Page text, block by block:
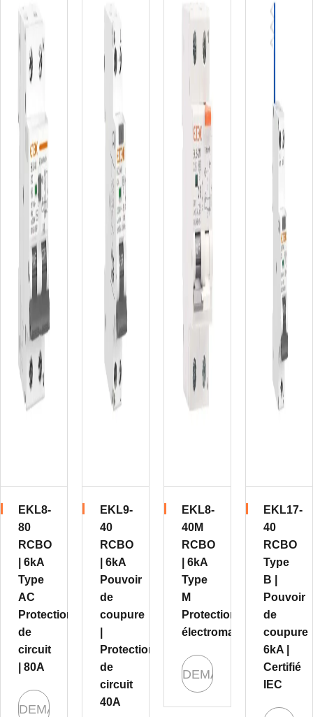
EKL8-
80
RCBO
| 6kA
Type
AC
Protection
de
circuit
| 80A
DEMANDE
EKL9-
40
RCBO
| 6kA
Pouvoir
de
coupure
|
Protection
de
circuit
40A
EKL8-
40M
RCBO
| 6kA
Type
M
Protection
électromagnétique
DEMANDE
EKL17-
40
RCBO
Type
B |
Pouvoir
de
coupure
6kA |
Certifié
IEC